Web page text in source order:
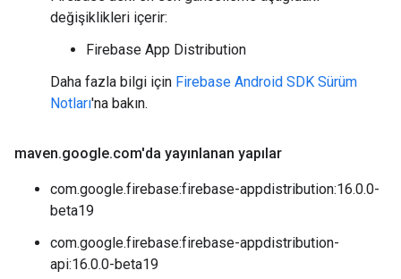
değişiklikleri içerir:
Firebase App Distribution
Daha fazla bilgi için Firebase Android SDK Sürüm
Notları'na bakın.
maven.google.com'da yayınlanan yapılar
com.google.firebase:firebase-appdistribution:16.0.0-
beta19
com.google.firebase:firebase-appdistribution-
api:16.0.0-beta19